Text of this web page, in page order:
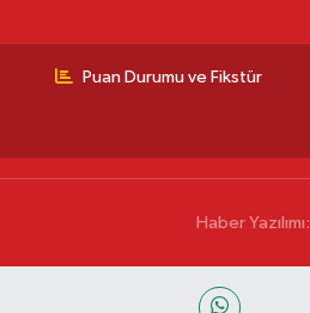
Puan Durumu ve Fikstür
Haber Yazılımı: